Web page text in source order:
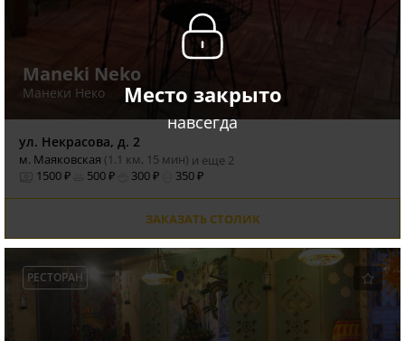
Место закрыто
навсегда
Maneki Neko
Манеки Неко
ул. Некрасова, д. 2
м. Маяковская (1.1 км, 15 мин) и еще 2
1500 ₽
500 ₽ 300 ₽ 350 ₽
ЗАКАЗАТЬ СТОЛИК
РЕСТОРАН